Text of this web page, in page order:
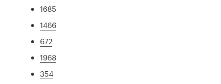
1685
1466
672
1968
354